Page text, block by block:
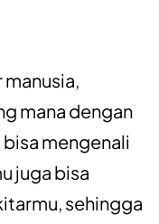
mana dengan
mengenali
juga bisa
sehingga